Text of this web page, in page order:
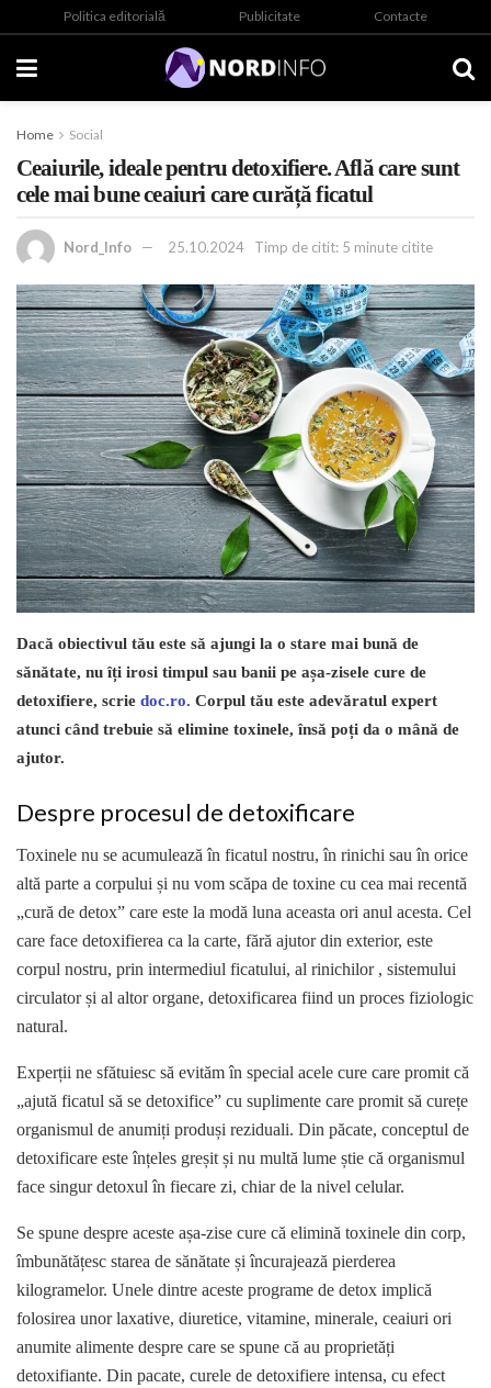
Politica editorială Publicitate Contacte
Home Social
Ceaiurile, ideale pentru detoxifiere. Află care sunt
cele mai bune ceaiuri care curăță ficatul
Nord_Info 25.10.2024 Timp de citit: 5 minute citite
Dacă obiectivul tău este să ajungi la o stare mai bună de
sănătate, nu îți irosi timpul sau banii pe așa-zisele cure de
detoxifiere, scrie doc.ro. Corpul tău este adevăratul expert
atunci când trebuie să elimine toxinele, însă poți da o mână de
ajutor.
Despre procesul de detoxificare
Toxinele nu se acumulează în ficatul nostru, în rinichi sau în orice
altă parte a corpului și nu vom scăpa de toxine cu cea mai recentă
„cură de detox” care este la modă luna aceasta ori anul acesta. Cel
care face detoxifierea ca la carte, fără ajutor din exterior, este
corpul nostru, prin intermediul ficatului, al rinichilor , sistemului
circulator și al altor organe, detoxificarea fiind un proces fiziologic
natural.
Experții ne sfătuiesc să evităm în special acele cure care promit că
„ajută ficatul să se detoxifice” cu suplimente care promit să curețe
organismul de anumiți produși reziduali. Din păcate, conceptul de
detoxificare este înțeles greșit și nu multă lume știe că organismul
face singur detoxul în fiecare zi, chiar de la nivel celular.
Se spune despre aceste așa-zise cure că elimină toxinele din corp,
îmbunătățesc starea de sănătate și încurajează pierderea
kilogramelor. Unele dintre aceste programe de detox implică
folosirea unor laxative, diuretice, vitamine, minerale, ceaiuri ori
anumite alimente despre care se spune că au proprietăți
detoxifiante. Din pacate, curele de detoxifiere intensa, cu efect